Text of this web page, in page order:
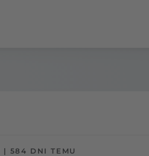
| 584 DNI TEMU